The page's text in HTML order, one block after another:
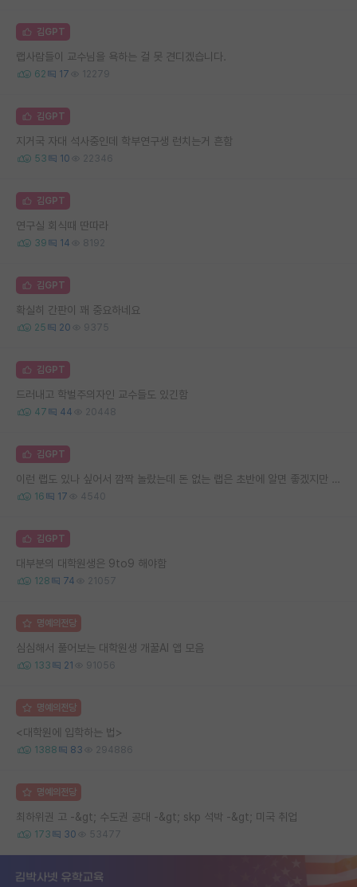
김GPT
랩사람들이 교수님을 욕하는 걸 못 견디겠습니다.
62 17 12279
김GPT
지거국 자대 석사중인데 학부연구생 런치는거 흔함
53 10 22346
김GPT
연구실 회식때 딴따라
39 14 8192
김GPT
확실히 간판이 꽤 중요하네요
25 20 9375
김GPT
드러내고 학벌주의자인 교수들도 있긴함
47 44 20448
김GPT
이런 랩도 있나 싶어서 깜짝 놀랐는데 돈 없는 랩은 초반에 알면 좋겠지만 나중에라도 알면 거르세요.
16 17 4540
김GPT
대부분의 대학원생은 9to9 해야함
128 74 21057
명예의전당
심심해서 풀어보는 대학원생 개꿀AI 앱 모음
133 21 91056
명예의전당
<대학원에 입학하는 법>
1388 83 294886
명예의전당
최하위권 고 -&gt; 수도권 공대 -&gt; skp 석박 -&gt; 미국 취업
173 30 53477